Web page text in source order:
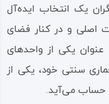
یک انتخاب ایده‌آل
اصلی و در کنار فضای
یکی از واحدهای
سنتی خود، یکی از
حساب می‌آید.